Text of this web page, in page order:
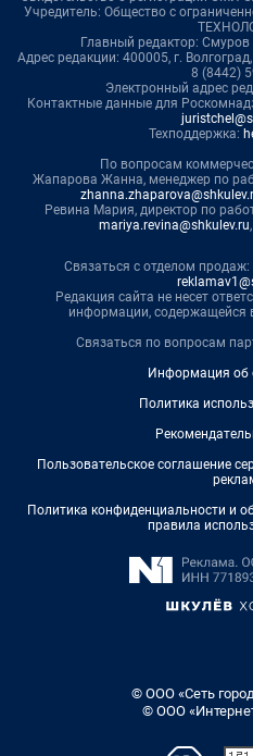
Учредитель: Общество с
Главный редактор:
Адрес редакции: 400005, г.
8 (8442)
Электронный адрес
Контактные данные для
Техподдержка:
По вопросам
Жапарова Жанна, менеджер по
Ревина Мария, директор по
mariya.revina@shkulev.ru
Связаться с отделом
Редакция сайта не несет
информации, содержащейся
Связаться по вопросам
Информация об
Политика
Пользовательское соглашение
Политика конфиденциальности и
правила
© ООО «Сеть
© ООО